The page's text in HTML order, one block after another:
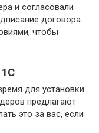
и согласовали
договора.
чтобы
1С
для установки
предлагают
это за вас, если